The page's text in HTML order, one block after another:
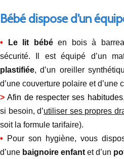
Bébé dispose d’un
• Le lit bébéen bois à
sécurité. Il est équipé d’un
plastifiée, d’un oreiller
d’une couverture polaire et d’une
>Afin de respecter ses
si besoin, d’utiliser ses propres
soit la formule tarifaire).
•
Pour son hygiène, vous
d’une baignoire enfantet d’un